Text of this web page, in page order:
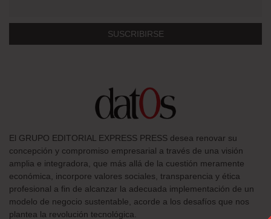
El GRUPO EDITORIAL EXPRESS PRESS desea renovar su
concepción y compromiso empresarial a través de una visión
amplia e integradora, que más allá de la cuestión meramente
económica, incorpore valores sociales, transparencia y ética
profesional a fin de alcanzar la adecuada implementación de un
modelo de negocio sustentable, acorde a los desafíos que nos
plantea la revolución tecnológica.